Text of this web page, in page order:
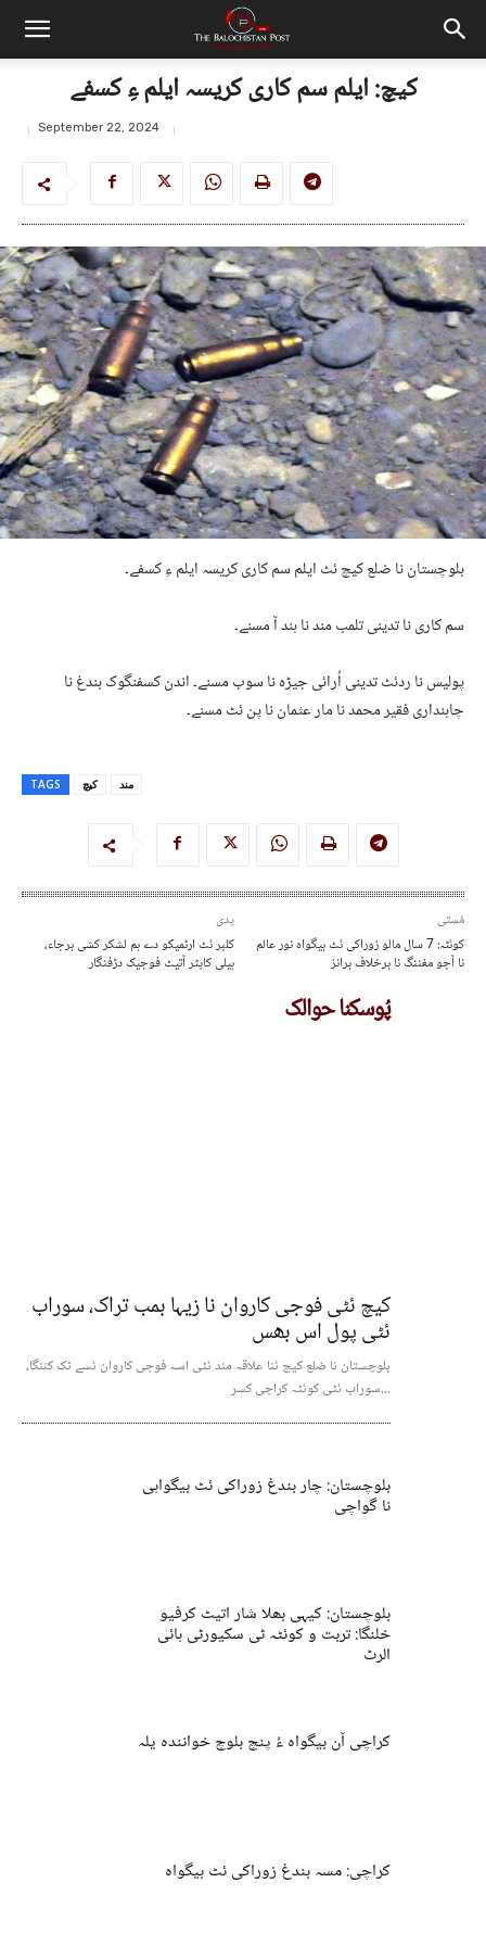
کیچ: ایلم سم کاری کریسہ ایلم ءِ کسفے
September 22, 2024
بلوچستان نا ضلع کیچ ئٹ ایلم سم کاری کریسہ ایلم ءِ کسفے۔
سم کاری نا تدینی تلمب مند نا ہند آ مسنے۔
پولیس نا ردئٹ تدینی اُرائی جیڑہ نا سوب مسنے۔ اندن کسفنگوک بندغ نا
چاہنداری فقیر محمد نا مار عثمان نا پن ئٹ مسنے۔
TAGS کیچ مند
پدی
کلبر ئٹ ارٹمیکو دے ہم لشکر کشی برجاء،
ہیلی کاپٹر آتیٹ فوجیک دڑفنگار
مُستی
کوئٹہ: 7 سال مالو زوراکی ئٹ بیگواہ نور عالم
نا آجو مفننگ نا برخلاف برانز
پُوسکنا حوالک
کیچ ئٹی فوجی کاروان نا زیہا بمب تراک، سوراب
ئٹی پول اس بھس
بلوچستان نا ضلع کیچ ئنا علاقہ مند ئٹی اسہ فوجی کاروان ئسے ٹک کننگا،
سوراب ئٹی کوئٹہ کراچی کسر...
بلوچستان: چار بندغ زوراکی ئٹ بیگواہی
نا گواچی
بلوچستان: کیہی بھلا شار اتیٹ کرفیو
خلنگا: تربت و کوئٹہ ٹی سکیورٹی ہائی
الرٹ
کراچی آن بیگواہ ءُ پنچ بلوچ خوانندہ یلہ
کراچی: مسہ بندغ زوراکی ئٹ بیگواہ